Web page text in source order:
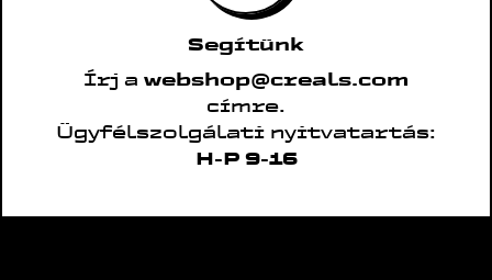
Segítünk
Írj a webshop@creals.com
címre.
Ügyfélszolgálati nyitvatartás:
H-P 9-16